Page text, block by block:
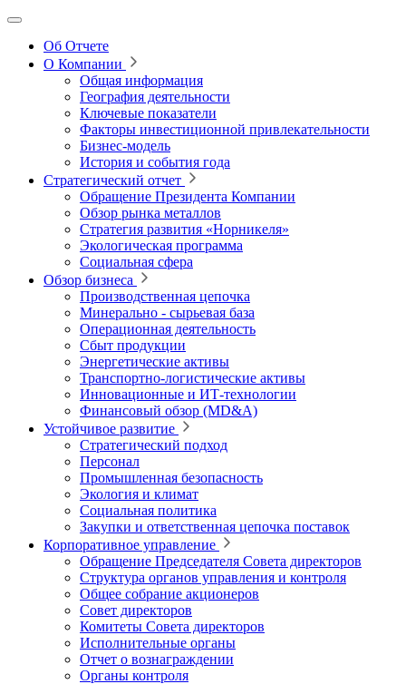
Об Отчете
О Компании
Общая информация
География деятельности
Ключевые показатели
Факторы инвестиционной привлекательности
Бизнес-модель
История и события года
Стратегический отчет
Обращение Президента Компании
Обзор рынка металлов
Стратегия развития «Норникеля»
Экологическая программа
Социальная сфера
Обзор бизнеса
Производственная цепочка
Минерально ‑ сырьевая база
Операционная деятельность
Сбыт продукции
Энергетические активы
Транспортно-логистические активы
Инновационные и ИТ‑технологии
Финансовый обзор (MD&A)
Устойчивое развитие
Стратегический подход
Персонал
Промышленная безопасность
Экология и климат
Социальная политика
Закупки и ответственная цепочка поставок
Корпоративное управление
Обращение Председателя Совета директоров
Структура органов управления и контроля
Общее собрание акционеров
Совет директоров
Комитеты Совета директоров
Исполнительные органы
Отчет о вознаграждении
Органы контроля